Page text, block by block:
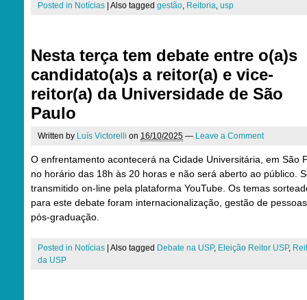
Posted in Notícias Also tagged gestão, Reitoria, usp
Nesta terça tem debate entre o(a)s
candidato(a)s a reitor(a) e vice-
reitor(a) da Universidade de São
Paulo
Written by Luís Victorelli on 16/10/2025 — Leave a Comment
O enfrentamento acontecerá na Cidade Universitária, em São
no horário das 18h às 20 horas e não será aberto ao público.
transmitido on-line pela plataforma YouTube. Os temas
para este debate foram internacionalização, gestão de
pós-graduação.
Posted in Notícias Also tagged Debate na USP, Eleição Reitor USP,
da USP